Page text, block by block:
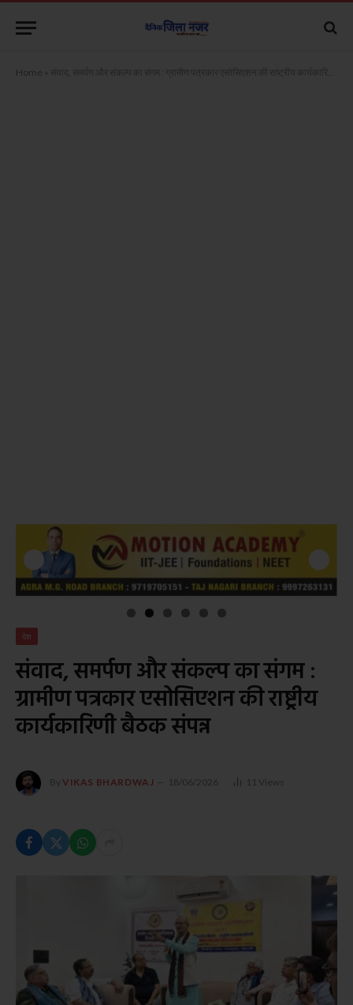
Home
देश
संवाद, समर्पण और संकल्प का संगम :
ग्रामीण पत्रकार एसोसिएशन की राष्ट्रीय
कार्यकारिणी बैठक संपन्न
By VIKAS BHARDWAJ 18/06/2026 11 Views